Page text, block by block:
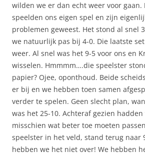
wilden we er dan echt weer voor gaan.
speelden ons eigen spel en zijn
problemen geweest. Het stond al snel
we natuurlijk pas bij 4-0. Die laatste
weer. Al snel was het 9-5 voor ons en
wisselen. Hmmmm….die speelster
papier? Ojee, oponthoud. Beide
er bij en we hebben toen samen
verder te spelen. Geen slecht plan,
was het 25-10. Achteraf gezien hadden
misschien wat beter toe moeten
speelster in het veld, stand terug naar
hebben we het niet over! We hebben